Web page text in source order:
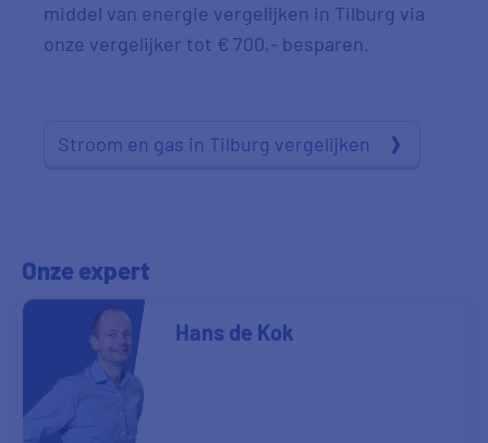
middel van energie vergelijken in Tilburg via
onze vergelijker tot € 700,- besparen.
Stroom en gas in Tilburg vergelijken
Onze expert
Hans de Kok